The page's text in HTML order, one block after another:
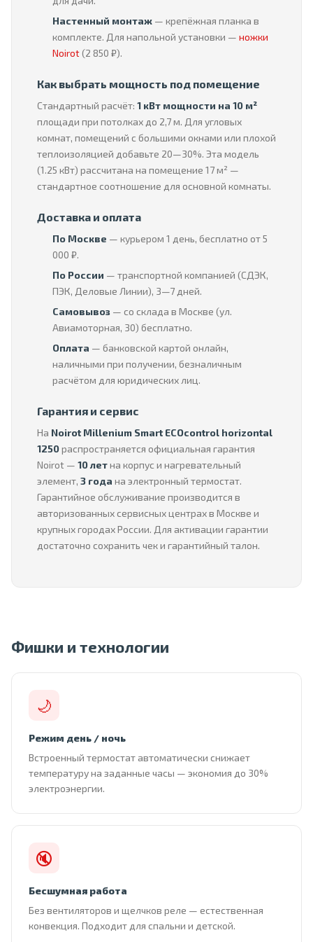
Настенный монтаж — крепёжная планка в
комплекте. Для напольной установки — ножки
Noirot(2 850 ₽).
Как выбрать мощность под помещение
Стандартный расчёт: 1 кВт мощности на 10 м²
площади при потолках до 2,7 м. Для угловых
комнат, помещений с большими окнами или плохой
теплоизоляцией добавьте 20—30%. Эта модель
(1.25 кВт) рассчитана на помещение 17 м² —
стандартное соотношение для основной комнаты.
Доставка и оплата
По Москве — курьером 1 день, бесплатно от 5
000 ₽.
По России — транспортной компанией (СДЭК,
ПЭК, Деловые Линии), 3—7 дней.
Самовывоз — со склада в Москве (ул.
Авиамоторная, 30) бесплатно.
Оплата — банковской картой онлайн,
наличными при получении, безналичным
расчётом для юридических лиц.
Гарантия и сервис
На Noirot Millenium Smart ECOcontrol horizontal
1250распространяется официальная гарантия
Noirot — 10 летна корпус и нагревательный
элемент, 3 года на электронный термостат.
Гарантийное обслуживание производится в
авторизованных сервисных центрах в Москве и
крупных городах России. Для активации гарантии
достаточно сохранить чек и гарантийный талон.
Фишки и технологии
🌙
Режим день / ночь
Встроенный термостат автоматически снижает
температуру на заданные часы — экономия до 30%
электроэнергии.
🔇
Бесшумная работа
Без вентиляторов и щелчков реле — естественная
конвекция. Подходит для спальни и детской.